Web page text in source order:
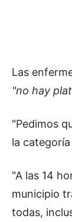
Las
"no hay
"Pedimos
la
"A las 14
municipio
todas,